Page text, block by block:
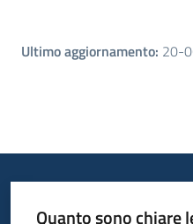
Ultimo aggiornamento: 20-
Quanto sono chiare